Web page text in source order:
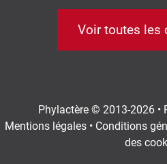
Voir toutes les
Phylactère © 2013-2026 •
Mentions légales • Conditions
des